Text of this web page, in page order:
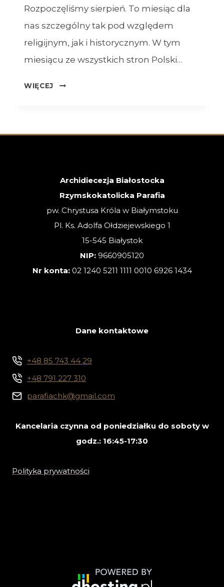
Rozpoczęliśmy sierpień. To miesiąc dla
nas szczególny tak pod względem
religijnym, jak i historycznym. W tym
miesiącu ze wszystkich stron Polski…
WIĘCEJ
OGŁOSZENIA
ZWYKŁA
Archidiecezja Białostocka
Rzymskokatolicka Parafia
pw. Chrystusa Króla w Białymstoku
Pl. Ks. Adolfa Ołdziejewskiego 1
15-545 Białystok
NIP: 9660905120
Nr konta: 02 1240 5211 1111 0010 6926 1434
Dane kontaktowe
+48 85 743 44 29
+48 791 227 310
parafiachk@gmail.com
Kancelaria czynna od poniedziałku do soboty w
godz.: 16:45-17:30
Polityka prywatności